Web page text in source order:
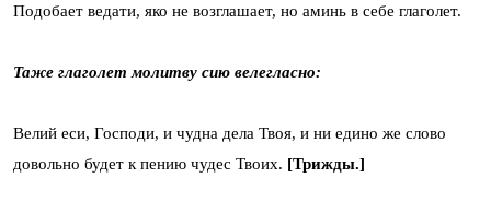
Подобает ведати, яко не возглашает, но аминь в себе глаголет.
Таже глаголет молитву сию велегласно:
Велий еси, Господи, и чудна дела Твоя, и ни едино же слово
довольно будет к пению чудес Твоих. [Трижды.]